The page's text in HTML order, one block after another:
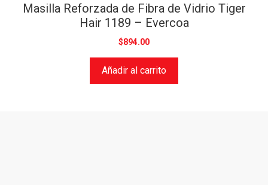
Masilla Reforzada de Fibra de Vidrio Tiger
Hair 1189 – Evercoa
$894.00
Añadir al carrito